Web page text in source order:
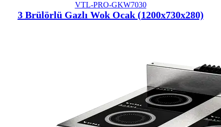
VTL-PRO-GKW7030
3 Brülörlü Gazlı Wok Ocak (1200x730x280)